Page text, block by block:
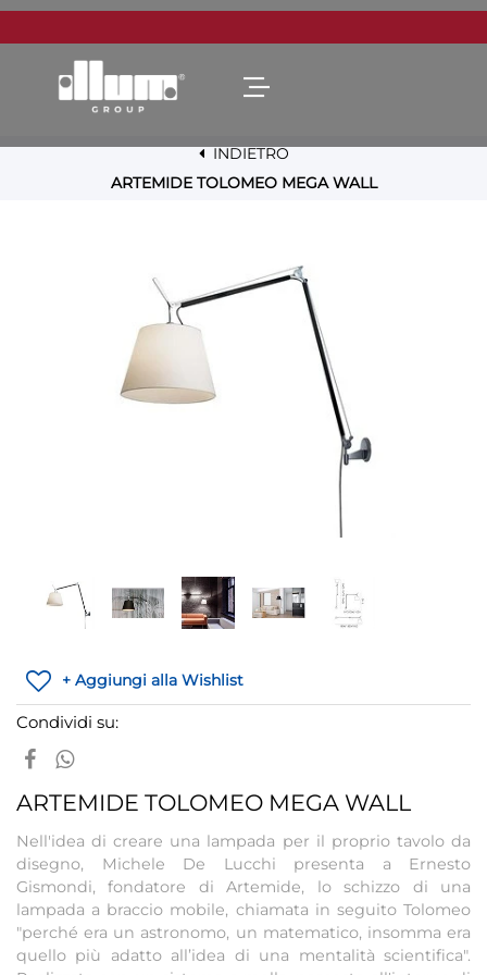
Open menu
INDIETRO
ARTEMIDE TOLOMEO MEGA WALL
+ Aggiungi alla Wishlist
Condividi su:
ARTEMIDE TOLOMEO MEGA WALL
Nell'idea di creare una lampada per il proprio tavolo da
disegno, Michele De Lucchi presenta a Ernesto
Gismondi, fondatore di Artemide, lo schizzo di una
lampada a braccio mobile, chiamata in seguito Tolomeo
"perché era un astronomo, un matematico, insomma era
quello più adatto all’idea di una mentalità scientifica".